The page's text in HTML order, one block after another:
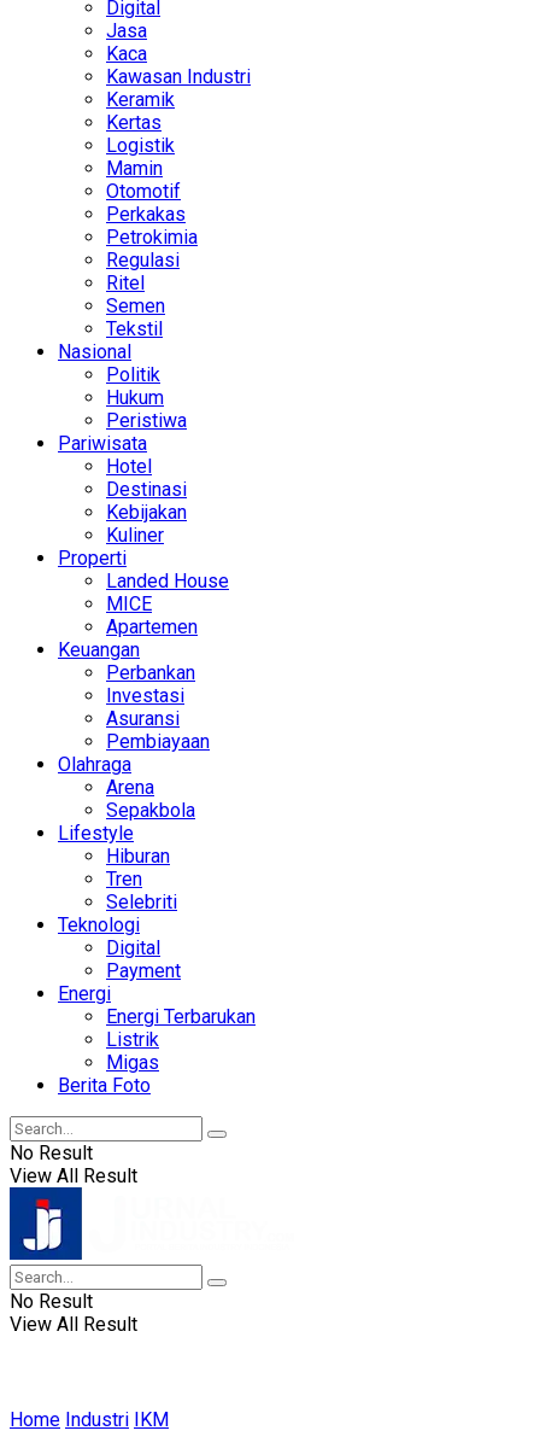
Digital
Jasa
Kaca
Kawasan Industri
Keramik
Kertas
Logistik
Mamin
Otomotif
Perkakas
Petrokimia
Regulasi
Ritel
Semen
Tekstil
Nasional
Politik
Hukum
Peristiwa
Pariwisata
Hotel
Destinasi
Kebijakan
Kuliner
Properti
Landed House
MICE
Apartemen
Keuangan
Perbankan
Investasi
Asuransi
Pembiayaan
Olahraga
Arena
Sepakbola
Lifestyle
Hiburan
Tren
Selebriti
Teknologi
Digital
Payment
Energi
Energi Terbarukan
Listrik
Migas
Berita Foto
No Result
View All Result
No Result
View All Result
Home Industri IKM